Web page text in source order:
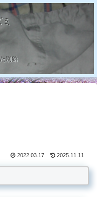
別館
2022.03.17 2025.11.11